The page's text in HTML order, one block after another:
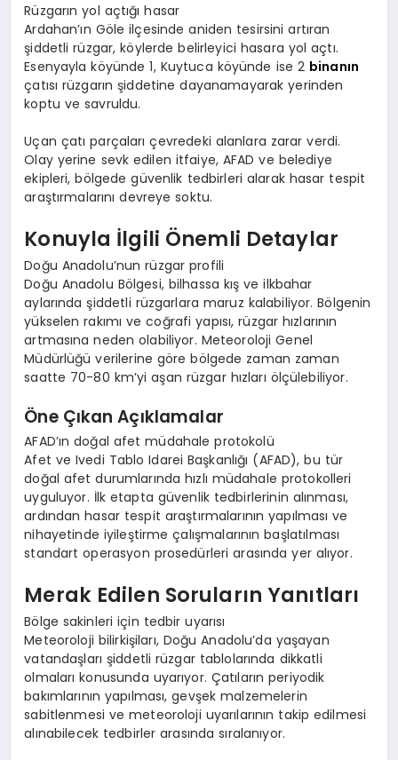
Rüzgarın yol açtığı hasar
Ardahan’ın Göle ilçesinde aniden tesirsini artıran
şiddetli rüzgar, köylerde belirleyici hasara yol açtı.
Esenyayla köyünde 1, Kuytuca köyünde ise 2 binanın
çatısı rüzgarın şiddetine dayanamayarak yerinden
koptu ve savruldu.
Uçan çatı parçaları çevredeki alanlara zarar verdi.
Olay yerine sevk edilen itfaiye, AFAD ve belediye
ekipleri, bölgede güvenlik tedbirleri alarak hasar tespit
araştırmalarını devreye soktu.
Konuyla İlgili Önemli Detaylar
Doğu Anadolu’nun rüzgar profili
Doğu Anadolu Bölgesi, bilhassa kış ve ilkbahar
aylarında şiddetli rüzgarlara maruz kalabiliyor. Bölgenin
yükselen rakımı ve coğrafi yapısı, rüzgar hızlarının
artmasına neden olabiliyor. Meteoroloji Genel
Müdürlüğü verilerine göre bölgede zaman zaman
saatte 70-80 km’yi aşan rüzgar hızları ölçülebiliyor.
Öne Çıkan Açıklamalar
AFAD’ın doğal afet müdahale protokolü
Afet ve Ivedi Tablo Idarei Başkanlığı (AFAD), bu tür
doğal afet durumlarında hızlı müdahale protokolleri
uyguluyor. İlk etapta güvenlik tedbirlerinin alınması,
ardından hasar tespit araştırmalarının yapılması ve
nihayetinde iyileştirme çalışmalarının başlatılması
standart operasyon prosedürleri arasında yer alıyor.
Merak Edilen Soruların Yanıtları
Bölge sakinleri için tedbir uyarısı
Meteoroloji bilirkişiları, Doğu Anadolu’da yaşayan
vatandaşları şiddetli rüzgar tablolarında dikkatli
olmaları konusunda uyarıyor. Çatıların periyodik
bakımlarının yapılması, gevşek malzemelerin
sabitlenmesi ve meteoroloji uyarılarının takip edilmesi
alınabilecek tedbirler arasında sıralanıyor.